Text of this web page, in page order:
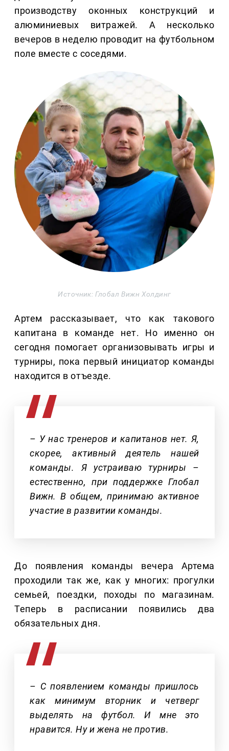
производству оконных конструкций и
алюминиевых витражей. А несколько
вечеров в неделю проводит на футбольном
поле вместе с соседями.
Источник: Глобал Вижн Холдинг
Артем рассказывает, что как такового
капитана в команде нет. Но именно он
сегодня помогает организовывать игры и
турниры, пока первый инициатор команды
находится в отъезде.
– У нас тренеров и капитанов нет. Я,
скорее, активный деятель нашей
команды. Я устраиваю турниры –
естественно, при поддержке Глобал
Вижн. В общем, принимаю активное
участие в развитии команды.
До появления команды вечера Артема
проходили так же, как у многих: прогулки
семьей, поездки, походы по магазинам.
Теперь в расписании появились два
обязательных дня.
– С появлением команды пришлось
как минимум вторник и четверг
выделять на футбол. И мне это
нравится. Ну и жена не против.